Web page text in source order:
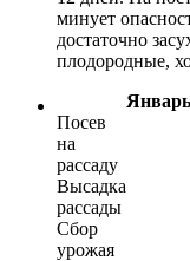
минует
достаточно
плодородные,
Январь
Посев
на
рассаду
Высадка
рассады
Сбор
урожая